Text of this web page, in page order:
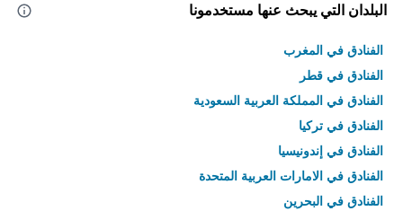
البلدان التي يبحث عنها مستخدمونا
الفنادق في المغرب
الفنادق في قطر
الفنادق في المملكة العربية السعودية
الفنادق في تركيا
الفنادق في إندونيسيا
الفنادق في الامارات العربية المتحدة
الفنادق في البحرين